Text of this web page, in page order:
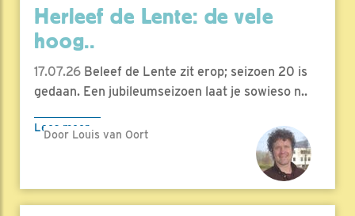
Herleef de Lente: de vele
hoog..
17.07.26 Beleef de Lente zit erop; seizoen 20 is
gedaan. Een jubileumseizoen laat je sowieso n..
Lees meer
Door Louis van Oort